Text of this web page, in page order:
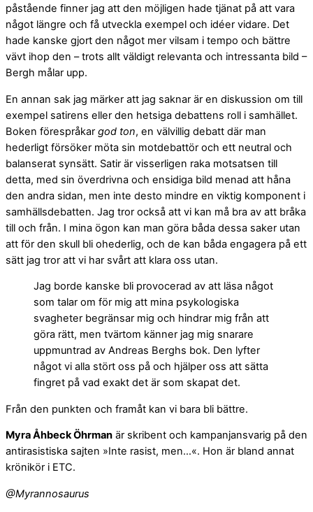
påstående finner jag att den möjligen hade tjänat på att vara
något längre och få utveckla exempel och idéer vidare. Det
hade kanske gjort den något mer vilsam i tempo och bättre
vävt ihop den – trots allt väldigt relevanta och intressanta bild –
Bergh målar upp.
En annan sak jag märker att jag saknar är en diskussion om till
exempel satirens eller den hetsiga debattens roll i samhället.
Boken förespråkar god ton, en välvillig debatt där man
hederligt försöker möta sin motdebattör och ett neutral och
balanserat synsätt. Satir är visserligen raka motsatsen till
detta, med sin överdrivna och ensidiga bild menad att håna
den andra sidan, men inte desto mindre en viktig komponent i
samhällsdebatten. Jag tror också att vi kan må bra av att bråka
till och från. I mina ögon kan man göra båda dessa saker utan
att för den skull bli ohederlig, och de kan båda engagera på ett
sätt jag tror att vi har svårt att klara oss utan.
Jag borde kanske bli provocerad av att läsa något
som talar om för mig att mina psykologiska
svagheter begränsar mig och hindrar mig från att
göra rätt, men tvärtom känner jag mig snarare
uppmuntrad av Andreas Berghs bok. Den lyfter
något vi alla stört oss på och hjälper oss att sätta
fingret på vad exakt det är som skapat det.
Från den punkten och framåt kan vi bara bli bättre.
Myra Åhbeck Öhrman är skribent och kampanjansvarig på den
antirasistiska sajten »Inte rasist, men…«. Hon är bland annat
krönikör i ETC.
@Myrannosaurus